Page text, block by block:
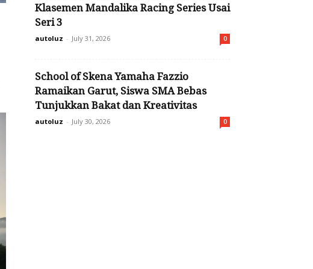
Klasemen Mandalika Racing Series Usai
Seri 3
autoluz - July 31, 2026 0
School of Skena Yamaha Fazzio
Ramaikan Garut, Siswa SMA Bebas
Tunjukkan Bakat dan Kreativitas
autoluz - July 30, 2026 0